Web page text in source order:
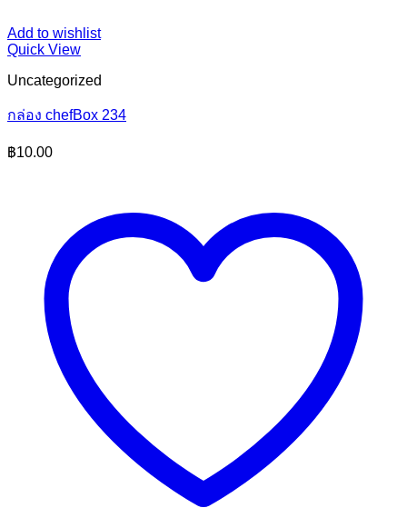
Add to wishlist
Quick View
Uncategorized
กล่อง chefBox 234
฿10.00